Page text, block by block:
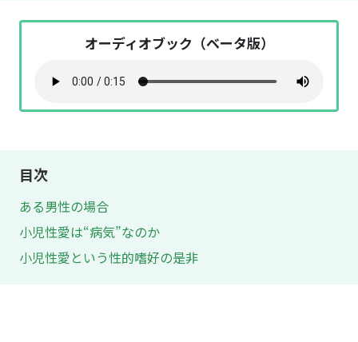
オーディオブック（ベータ版）
目次
ある男性の場合
小児性愛は“病気”なのか
小児性愛という性的嗜好の是非